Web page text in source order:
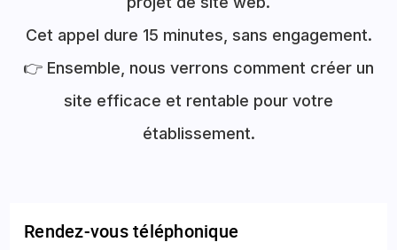
Cet appel dure 15 minutes, sans engagement.
👉 Ensemble, nous verrons comment créer un
site efficace et rentable pour votre
établissement.